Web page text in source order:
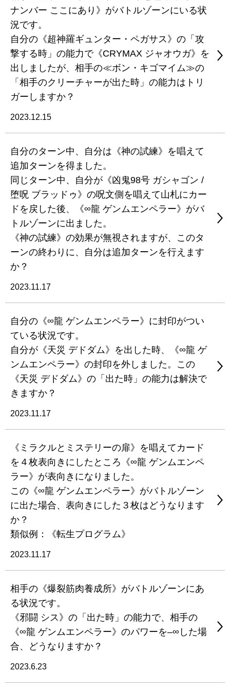
ナンバー ここにあり》がバトルゾーンにいる状
況です。
自分の《超神羅ギュンター・ペガサス》の「攻
撃する時」の能力で《CRYMAX ジャオウガ》を
出しましたが、相手の≪ボン・キゴマイム≫の
「相手のクリーチャーが出た時」の能力はトリ
ガーしますか？
2023.12.15
自分のターン中、自分は《神の試練》を唱えて
追加ターンを得ました。
同じターン中、自分が《凶鬼98号 ガシャゴン /
堕呪 ブラッドゥ》の呪文側を唱えて山札にカー
ドを戻した後、《∞龍 ゲンムエンペラー》がバ
トルゾーンに出ました。
《神の試練》の効果が無視されますが、このタ
ーンの終わりに、自分は追加ターンを行えます
か？
2023.11.17
自分の《∞龍 ゲンムエンペラー》に封印がつい
ている状況です。
自分が《天災 デドダム》を出した時、《∞龍 ゲ
ンムエンペラー》の封印を外しました。この
《天災 デドダム》の「出た時」の能力は解決で
きますか？
2023.11.17
《ミラクルとミステリーの扉》を唱えてカード
を４枚表向きにしたところ《∞龍 ゲンムエンペ
ラー》が表向きになりました。
この《∞龍 ゲンムエンペラー》がバトルゾーン
に出た場合、表向きにした３枚はどうなります
か？
類似例：《転生プログラム》
2023.11.17
相手の《爆裂筋肉養成所》がバトルゾーンにあ
る状況です。
《邪闘 シス》の「出た時」の能力で、相手の
《∞龍 ゲンムエンペラー》のパワーを–∞した場
合、どうなりますか？
2023.6.23